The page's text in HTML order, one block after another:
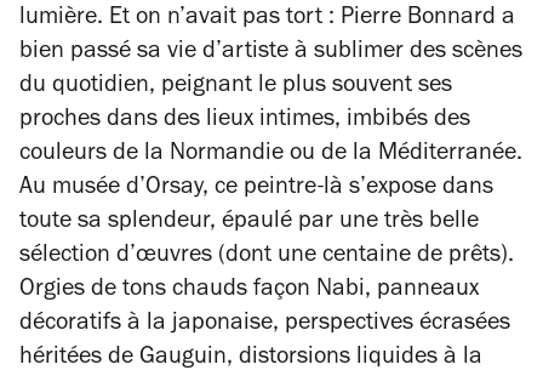
lumière. Et on n’avait pas tort : Pierre Bonnard a
bien passé sa vie d’artiste à sublimer des scènes
du quotidien, peignant le plus souvent ses
proches dans des lieux intimes, imbibés des
couleurs de la Normandie ou de la Méditerranée.
Au musée d’Orsay, ce peintre-là s’expose dans
toute sa splendeur, épaulé par une très belle
sélection d’œuvres (dont une centaine de prêts).
Orgies de tons chauds façon Nabi, panneaux
décoratifs à la japonaise, perspectives écrasées
héritées de Gauguin, distorsions liquides à la